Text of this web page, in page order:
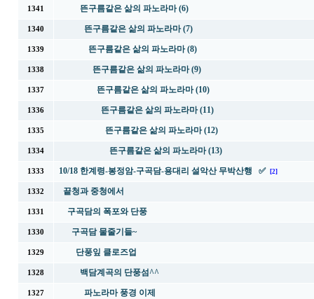
1341 뜬구름같은 삶의 파노라마 (6)
1340 뜬구름같은 삶의 파노라마 (7)
1339 뜬구름같은 삶의 파노라마 (8)
1338 뜬구름같은 삶의 파노라마 (9)
1337 뜬구름같은 삶의 파노라마 (10)
1336 뜬구름같은 삶의 파노라마 (11)
1335 뜬구름같은 삶의 파노라마 (12)
1334 뜬구름같은 삶의 파노라마 (13)
1333 10/18 한계령-봉정암-구곡담-용대리 설악산 무박산행 ✅ [2]
1332 끝청과 중청에서
1331 구곡담의 폭포와 단풍
1330 구곡담 물줄기들~
1329 단풍잎 클로즈업
1328 백담계곡의 단풍섬^^
1327 파노라마 풍경 이제